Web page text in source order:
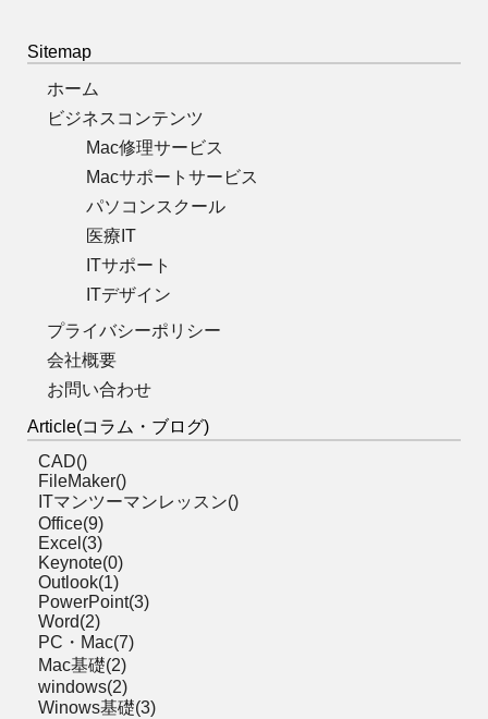
Sitemap
ホーム
ビジネスコンテンツ
Mac修理サービス
Macサポートサービス
パソコンスクール
医療IT
ITサポート
ITデザイン
プライバシーポリシー
会社概要
お問い合わせ
Article(コラム・ブログ)
CAD()
FileMaker()
ITマンツーマンレッスン()
Office(9)
Excel(3)
Keynote(0)
Outlook(1)
PowerPoint(3)
Word(2)
PC・Mac(7)
Mac基礎(2)
windows(2)
Winows基礎(3)